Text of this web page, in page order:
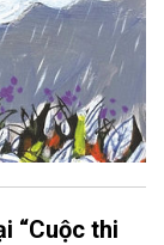
“Cuộc thi